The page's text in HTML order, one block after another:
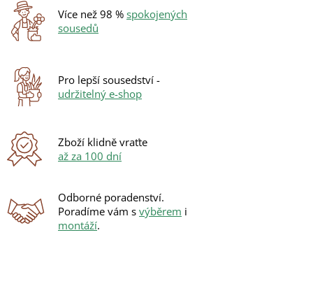
d
a
u
Více než 98 % spokojených
sousedů
Pro lepší sousedství -
udržitelný e-shop
Zboží klidně vraťte
až za 100 dní
Odborné poradenství.
Poradíme vám s výběrem i
montáží.